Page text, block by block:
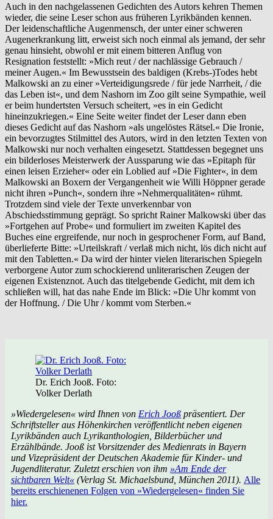
Auch in den nachgelassenen Gedichten des Autors kehren Themen
wieder, die seine Leser schon aus früheren Lyrikbänden kennen.
Der leidenschaftliche Augenmensch, der unter einer schweren
Augenerkrankung litt, erweist sich noch einmal als jemand, der sehr
genau hinsieht, obwohl er mit einem bitteren Anflug von
Resignation feststellt: »Mich reut / der nachlässige Gebrauch /
meiner Augen.« Im Bewusstsein des baldigen (Krebs-)Todes hebt
Malkowski an zu einer »Verteidigungsrede / für jede Narrheit, / die
das Leben ist«, und dem Nashorn im Zoo gilt seine Sympathie, weil
er beim hundertsten Versuch scheitert, »es in ein Gedicht
hineinzukriegen.« Eine Seite weiter findet der Leser dann eben
dieses Gedicht auf das Nashorn »als ungelöstes Rätsel.« Die Ironie,
ein bevorzugtes Stilmittel des Autors, wird in den letzten Texten von
Malkowski nur noch verhalten eingesetzt. Stattdessen begegnet uns
ein bilderloses Meisterwerk der Aussparung wie das »Epitaph für
einen leisen Erzieher« oder ein Loblied auf »Die Fighter«, in dem
Malkowski an Boxern der Vergangenheit wie Willi Höppner gerade
nicht ihren »Punch«, sondern ihre »Nehmerqualitäten« rühmt.
Trotzdem sind viele der Texte unverkennbar von
Abschiedsstimmung geprägt. So spricht Rainer Malkowski über das
»Fortgehen auf Probe« und formuliert im zweiten Kapitel des
Buches eine ergreifende, nur noch in gesprochener Form, auf Band,
überlieferte Bitte: »Urteilskraft / verlaß mich nicht, lös dich nicht auf
mit den Tabletten.« Da wird der hinter vielen literarischen Spiegeln
verborgene Autor zum schockierend unliterarischen Zeugen der
eigenen Existenznot. Auch das titelgebende Gedicht, mit dem ich
schließen will, hat das nahe Ende im Blick: »Die Uhr kommt von
der Hoffnung. / Die Uhr / kommt vom Sterben.«
Dr. Erich Jooß. Foto:
Volker Derlath
»Wiedergelesen« wird Ihnen von Erich Jooß präsentiert. Der
Schriftsteller aus Höhenkirchen veröffentlicht neben eigenen
Lyrikbänden auch Lyrikanthologien, Bilderbücher und
Erzählbände. Jooß ist Vorsitzender des Medienrats in Bayern
und Vizepräsident der Deutschen Akademie für Kinder- und
Jugendliteratur. Zuletzt erschien von ihm »Am Ende der
sichtbaren Welt« (Verlag St. Michaelsbund, München 2011). Alle
bereits erschienenen Folgen von »Wiedergelesen« finden Sie
hier.